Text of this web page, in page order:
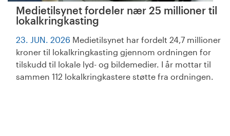
Medietilsynet fordeler nær 25 millioner til
lokalkringkasting
23. JUN. 2026 Medietilsynet har fordelt 24,7 millioner
kroner til lokalkringkasting gjennom ordningen for
tilskudd til lokale lyd- og bildemedier. I år mottar til
sammen 112 lokalkringkastere støtte fra ordningen.